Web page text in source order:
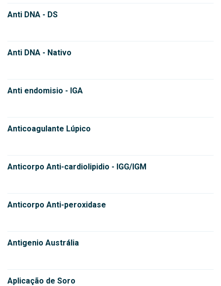
Anti DNA - DS
Anti DNA - Nativo
Anti endomisio - IGA
Anticoagulante Lúpico
Anticorpo Anti-cardiolipidio - IGG/IGM
Anticorpo Anti-peroxidase
Antigenio Austrália
Aplicação de Soro